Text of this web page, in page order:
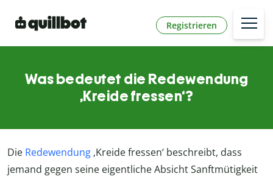
Registrieren
Was bedeutet die Redewendung
‚Kreide fressen‘?
Die Redewendung ‚Kreide fressen‘ beschreibt, dass
jemand gegen seine eigentliche Absicht Sanftmütigkeit